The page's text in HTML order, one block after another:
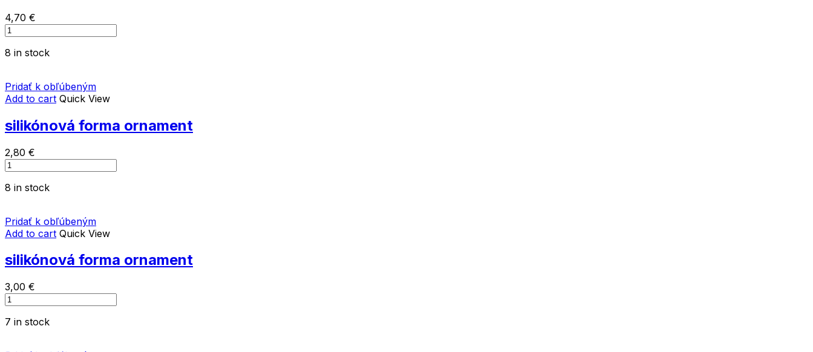
4,70 €
silikónová
forma
ornamenty
8 in stock
Pridať k obľúbeným
Add to cart Quick View
silikónová forma ornament
2,80 €
silikónová
forma
ornament
8 in stock
Pridať k obľúbeným
Add to cart Quick View
silikónová forma ornament
3,00 €
silikónová
ornament
7 in stock